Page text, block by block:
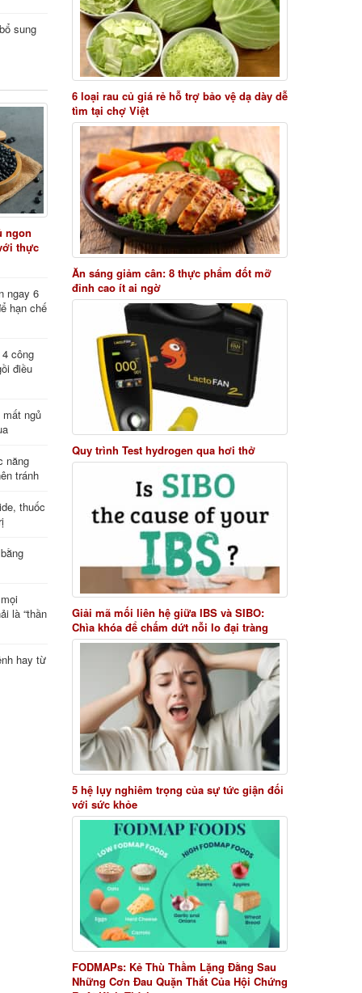
sung
ngon
thực
ngay 6
hạn chế
công
điều
ngủ
năng
tránh
thuốc
là “thần
hay từ
6 loại rau củ giá rẻ hỗ trợ bảo vệ dạ dày dễ
tìm tại chợ Việt
Ăn sáng giảm cân: 8 thực phẩm đốt mỡ
đỉnh cao ít ai ngờ
Quy trình Test hydrogen qua hơi thở
Giải mã mối liên hệ giữa IBS và SIBO:
Chìa khóa để chấm dứt nỗi lo đại tràng
5 hệ lụy nghiêm trọng của sự tức giận đối
với sức khỏe
FODMAPs: Kẻ Thù Thầm Lặng Đằng Sau
Những Cơn Đau Quặn Thắt Của Hội Chứng